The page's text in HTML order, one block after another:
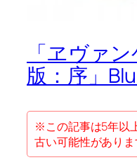
「ヱヴァ
版：序」
※この記事は5年以
古い可能性がありま